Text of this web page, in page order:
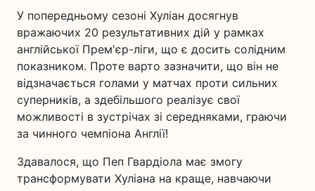
У попередньому сезоні Хуліан досягнув
вражаючих 20 результативних дій у рамках
англійської Прем'єр-ліги, що є досить солідним
показником. Проте варто зазначити, що він не
відзначається голами у матчах проти сильних
суперників, а здебільшого реалізує свої
можливості в зустрічах зі середняками, граючи
за чинного чемпіона Англії!
Здавалося, що Пеп Гвардіола має змогу
трансформувати Хуліана на краще, навчаючи